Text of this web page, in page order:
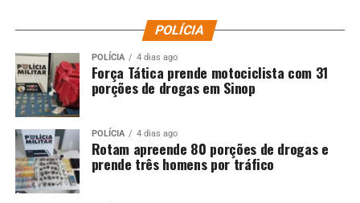
POLÍCIA
POLÍCIA 4 dias ago
Força Tática prende motociclista com 31
porções de drogas em Sinop
POLÍCIA 4 dias ago
Rotam apreende 80 porções de drogas e
prende três homens por tráfico